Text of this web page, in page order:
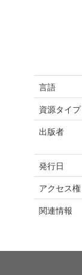
言語
資源タイプ
出版者
発行日
アクセス権
関連情報